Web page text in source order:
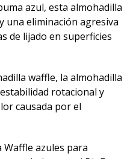
azul, esta almohadilla
una eliminación agresiva
de lijado en superficies
waffle, la almohadilla
rotacional y
causada por el
Waffle azules para